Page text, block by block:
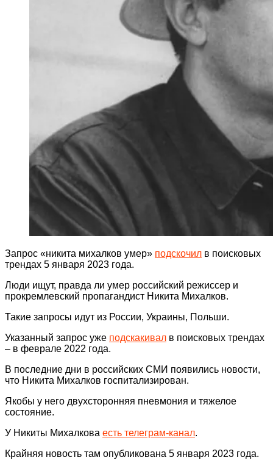
Запрос «никита михалков умер» подскочил в поисковых
трендах 5 января 2023 года.
Люди ищут, правда ли умер российский режиссер и
прокремлевский пропагандист Никита Михалков.
Такие запросы идут из России, Украины, Польши.
Указанный запрос уже подскакивал в поисковых трендах
– в феврале 2022 года.
В последние дни в российских СМИ появились новости,
что Никита Михалков госпитализирован.
Якобы у него двухсторонняя пневмония и тяжелое
состояние.
У Никиты Михалкова есть телеграм-канал.
Крайняя новость там опубликована 5 января 2023 года.